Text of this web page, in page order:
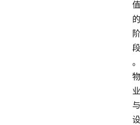
值
的
阶
段
。
物
业
与
设